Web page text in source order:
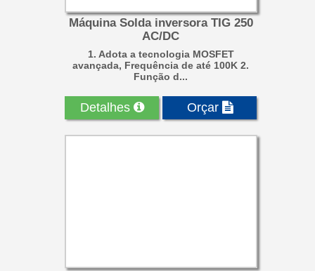
Máquina Solda inversora TIG 250
AC/DC
1. Adota a tecnologia MOSFET
avançada, Frequência de até 100K 2.
Função d...
Detalhes Orçar